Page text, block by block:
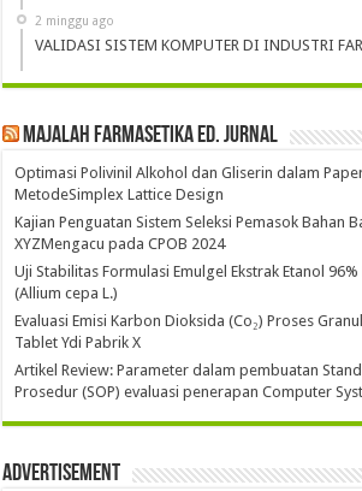
2 minggu ago
VALIDASI SISTEM KOMPUTER DI INDUSTRI
Majalah Farmasetika Ed. Jurnal
Optimasi Polivinil Alkohol dan Gliserin dalam
MetodeSimplex Lattice Design
Kajian Penguatan Sistem Seleksi Pemasok Bahan
XYZMengacu pada CPOB 2024
Uji Stabilitas Formulasi Emulgel Ekstrak Etanol
(Allium cepa L.)
Evaluasi Emisi Karbon Dioksida (Co₂) Proses
Tablet Ydi Pabrik X
Artikel Review: Parameter dalam pembuatan
Prosedur (SOP) evaluasi penerapan Computer
Advertisement